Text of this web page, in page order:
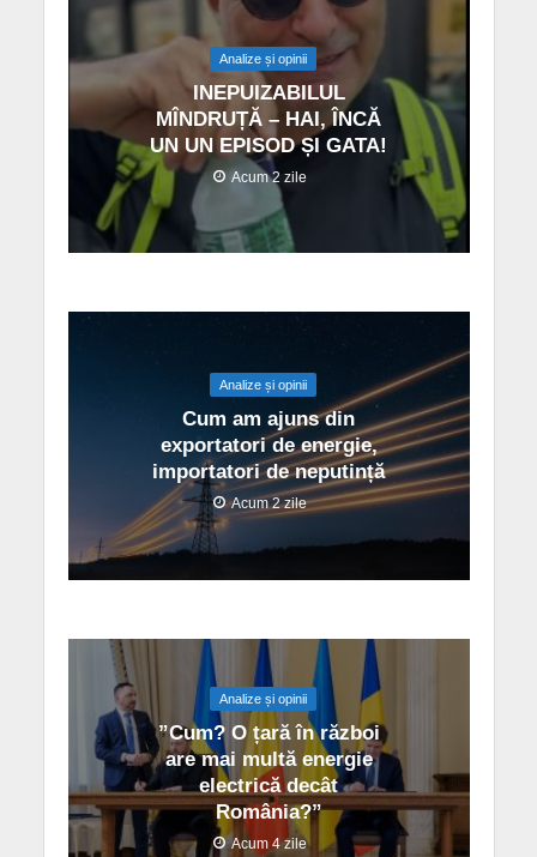
Analize și opinii
INEPUIZABILUL
MÎNDRUȚĂ – HAI, ÎNCĂ
UN UN EPISOD ȘI GATA!
Acum 2 zile
Analize și opinii
Cum am ajuns din
exportatori de energie,
importatori de neputință
Acum 2 zile
Analize și opinii
”Cum? O țară în război
are mai multă energie
electrică decât
România?”
Acum 4 zile